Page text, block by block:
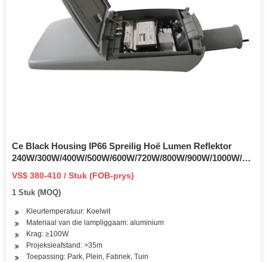
Ce Black Housing IP66 Spreilig Hoë Lumen Reflektor
240W/300W/400W/500W/600W/720W/800W/900W/1000W/
SMD LED-vloedlig vir Buitestadion Tennisbaan L
VS$ 380-410 / Stuk (FOB-prys)
1 Stuk (MOQ)
Kleurtemperatuur: Koelwit
Materiaal van die lampliggaam: aluminium
Krag: ≥100W
Projeksieafstand: >35m
Toepassing: Park, Plein, Fabriek, Tuin